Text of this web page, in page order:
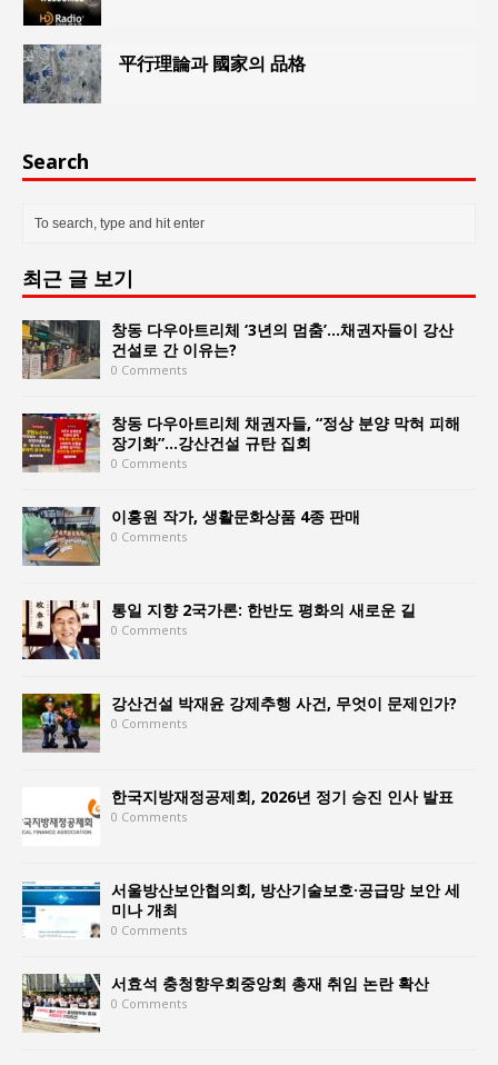
平行理論과 國家의 品格
Search
최근 글 보기
창동 다우아트리체 ‘3년의 멈춤’…채권자들이 강산
건설로 간 이유는?
0 Comments
창동 다우아트리체 채권자들, “정상 분양 막혀 피해
장기화”…강산건설 규탄 집회
0 Comments
이홍원 작가, 생활문화상품 4종 판매
0 Comments
통일 지향 2국가론: 한반도 평화의 새로운 길
0 Comments
강산건설 박재윤 강제추행 사건, 무엇이 문제인가?
0 Comments
한국지방재정공제회, 2026년 정기 승진 인사 발표
0 Comments
서울방산보안협의회, 방산기술보호·공급망 보안 세
미나 개최
0 Comments
서효석 충청향우회중앙회 총재 취임 논란 확산
0 Comments